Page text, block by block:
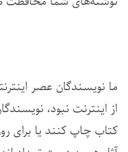
ما نویسندگان عصر
از اینترنت نبود،
کتاب چاپ کنند یا برای